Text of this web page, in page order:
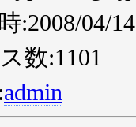
:2008/04/
数:1101
admin